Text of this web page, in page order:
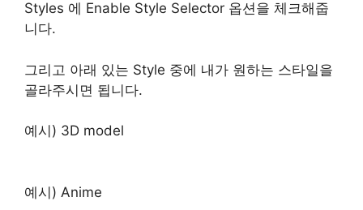
Styles 에 Enable Style Selector 옵션을 체크해줍
니다.
그리고 아래 있는 Style 중에 내가 원하는 스타일을
골라주시면 됩니다.
예시) 3D model
예시) Anime